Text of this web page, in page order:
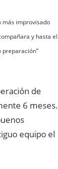
más improvisado
y hasta el
de
6 meses.
equipo el